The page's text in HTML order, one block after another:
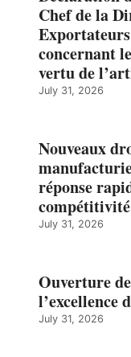
Chef de la
concernant
vertu de
July 31, 2026
Nouveaux
réponse
July 31, 2026
Ouverture
l’excellence
July 31, 2026